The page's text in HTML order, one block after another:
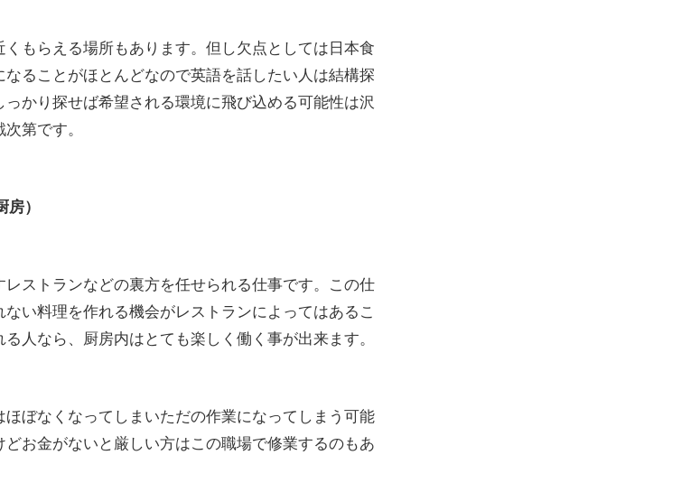
もらえる場所もあります。但し欠点としては日本食
ることがほとんどなので英語を話したい人は結構探
かり探せば希望される環境に飛び込める可能性は沢
第です。
）
ストランなどの裏方を任せられる仕事です。この仕
い料理を作れる機会がレストランによってはあるこ
人なら、厨房内はとても楽しく働く事が出来ます。
ぼなくなってしまいただの作業になってしまう可能
お金がないと厳しい方はこの職場で修業するのもあ